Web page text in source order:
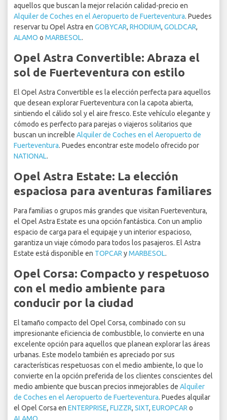
aquellos que buscan la mejor relación calidad-precio en
Alquiler de Coches en el Aeropuerto de Fuerteventura. Puedes
reservar tu Opel Astra en GOBYCAR, RHODIUM, GOLDCAR,
ALAMO o MARBESOL.
Opel Astra Convertible: Abraza el
sol de Fuerteventura con estilo
El Opel Astra Convertible es la elección perfecta para aquellos
que desean explorar Fuerteventura con la capota abierta,
sintiendo el cálido sol y el aire fresco. Este vehículo elegante y
cómodo es perfecto para parejas o viajeros solitarios que
buscan un increíble Alquiler de Coches en el Aeropuerto de
Fuerteventura. Puedes encontrar este modelo ofrecido por
NATIONAL.
Opel Astra Estate: La elección
espaciosa para aventuras familiares
Para familias o grupos más grandes que visitan Fuerteventura,
el Opel Astra Estate es una opción fantástica. Con un amplio
espacio de carga para el equipaje y un interior espacioso,
garantiza un viaje cómodo para todos los pasajeros. El Astra
Estate está disponible en TOPCAR yMARBESOL.
Opel Corsa: Compacto y respetuoso
con el medio ambiente para
conducir por la ciudad
El tamaño compacto del Opel Corsa, combinado con su
impresionante eficiencia de combustible, lo convierte en una
excelente opción para aquellos que planean explorar las áreas
urbanas. Este modelo también es apreciado por sus
características respetuosas con el medio ambiente, lo que lo
convierte en la opción preferida de los clientes conscientes del
medio ambiente que buscan precios inmejorables de Alquiler
de Coches en el Aeropuerto de Fuerteventura. Puedes alquilar
el Opel Corsa en ENTERPRISE, FLIZZR, SIXT, EUROPCAR o